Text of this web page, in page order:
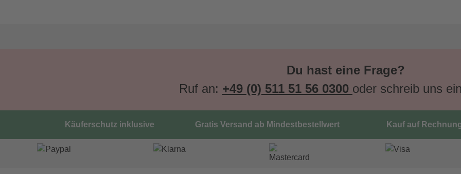
Du hast eine Frage?
Ruf an: +49 (0) 511 51 56 0300 oder schreib uns
Käuferschutz inklusive Gratis Versand ab Mindestbestellwert Kauf auf